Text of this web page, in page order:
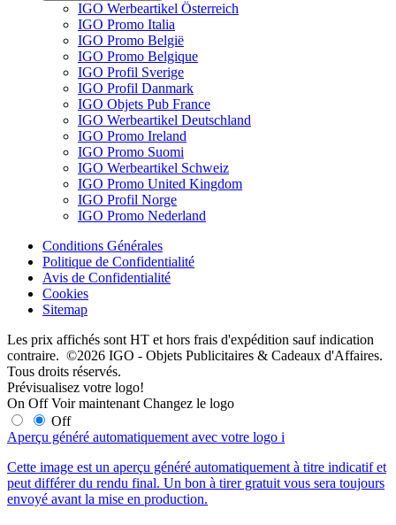
IGO Werbeartikel Österreich
IGO Promo Italia
IGO Promo België
IGO Promo Belgique
IGO Profil Sverige
IGO Profil Danmark
IGO Objets Pub France
IGO Werbeartikel Deutschland
IGO Promo Ireland
IGO Promo Suomi
IGO Werbeartikel Schweiz
IGO Promo United Kingdom
IGO Profil Norge
IGO Promo Nederland
Conditions Générales
Politique de Confidentialité
Avis de Confidentialité
Cookies
Sitemap
Les prix affichés sont HT et hors frais d'expédition sauf indication
contraire. ©2026 IGO - Objets Publicitaires & Cadeaux d'Affaires.
Tous droits réservés.
Prévisualisez votre logo!
On Off Voir maintenant Changez le logo
Off
Aperçu généré automatiquement avec votre logo i
Cette image est un aperçu généré automatiquement à titre indicatif et
peut différer du rendu final. Un bon à tirer gratuit vous sera toujours
envoyé avant la mise en production.